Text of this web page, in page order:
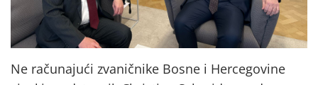
Ne računajući zvaničnike Bosne i Hercegovine